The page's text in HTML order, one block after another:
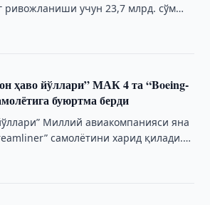
ривожланиши учун 23,7 млрд. сўм
чиқариш, …
ҳаво йўллари” МАК 4 та “Boeing-
буюртма берди
Миллий авиакомпанияси яна
самолётини харид қилади.